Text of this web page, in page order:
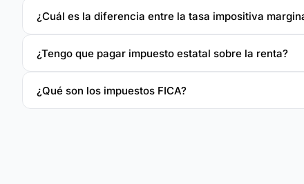
¿Cuál es la diferencia entre la tasa impositiva
¿Tengo que pagar impuesto estatal sobre la renta?
¿Qué son los impuestos FICA?